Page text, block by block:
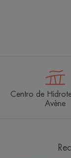
Centro de
Avène